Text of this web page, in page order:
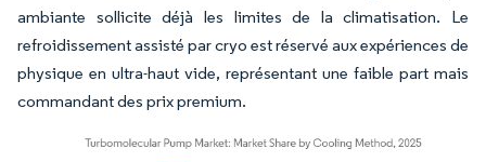
ambiante sollicite déjà les limites de la climatisation. Le
refroidissement assisté par cryo est réservé aux expériences de
physique en ultra-haut vide, représentant une faible part mais
commandant des prix premium.